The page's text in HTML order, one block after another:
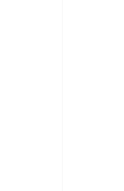
esta web almacene la información
a mi petición.